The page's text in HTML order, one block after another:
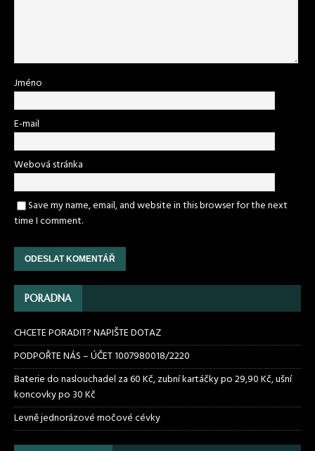
Jméno
E-mail
Webová stránka
Save my name, email, and website in this browser for the next
time I comment.
PORADNA
CHCETE PORADIT? NAPIŠTE DOTAZ
PODPOŘTE NÁS – ÚČET 1007980018/2220
Baterie do naslouchadel za 60 Kč, zubní kartáčky po 29,90 Kč, ušní
koncovky po 30 Kč
Levně jednorázové močové cévky